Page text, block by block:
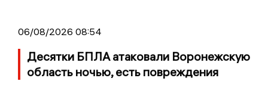
06/08/2026 08:54
Десятки БПЛА атаковали Воронежскую
область ночью, есть повреждения